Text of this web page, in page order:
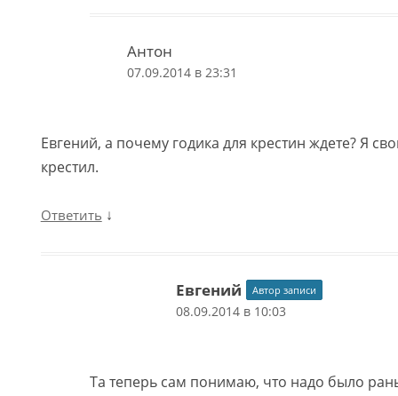
Антон
07.09.2014 в 23:31
Евгений, а почему годика для крестин ждете? Я
крестил.
Ответить ↓
Евгений Автор записи
08.09.2014 в 10:03
Та теперь сам понимаю, что надо было